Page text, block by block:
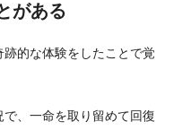
がある
的な体験をしたことで覚
、一命を取り留めて回復